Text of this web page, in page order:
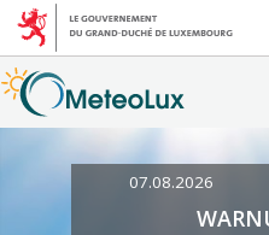
07.08.2026